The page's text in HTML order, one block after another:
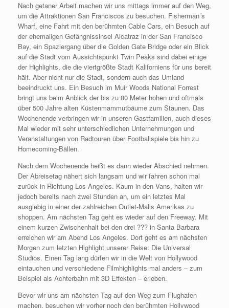
Nach getaner Arbeit machen wir uns mittags immer auf den Weg,
um die Attraktionen San Franciscos zu besuchen. Fisherman´s
Wharf, eine Fahrt mit den berühmten Cable Cars, ein Besuch auf
der ehemaligen Gefängnissinsel Alcatraz in der San Francisco
Bay, ein Spaziergang über die Golden Gate Bridge oder ein Blick
auf die Stadt vom Aussichtspunkt Twin Peaks sind dabei einige
der Highlights, die die viertgrößte Stadt Kaliforniens für uns bereit
hält. Aber nicht nur die Stadt, sondern auch das Umland
beeindruckt uns. Ein Besuch im Muir Woods National Forrest
bringt uns beim Anblick der bis zu 80 Meter hohen und oftmals
über 500 Jahre alten Küstenmammutbäume zum Staunen. Das
Wochenende verbringen wir in unseren Gastfamilien, auch dieses
Mal wieder mit sehr unterschiedlichen Unternehmungen und
Veranstaltungen von Radtouren über Footballspiele bis hin zu
Homecoming-Bällen.
Nach dem Wochenende heißt es dann wieder Abschied nehmen.
Der Abreisetag nähert sich langsam und wir fahren schon mal
zurück in Richtung Los Angeles. Kaum in den Vans, halten wir
jedoch bereits nach zwei Stunden an, um ein letztes Mal
ausgiebig in einer der zahlreichen Outlet-Malls Amerikas zu
shoppen. Am nächsten Tag geht es wieder auf den Freeway. Mit
einem kurzen Zwischenhalt bei den drei ??? in Santa Barbara
erreichen wir am Abend Los Angeles. Dort geht es am nächsten
Morgen zum letzten Highlight unserer Reise: Die Universal
Studios. Einen Tag lang dürfen wir in die Welt von Hollywood
eintauchen und verschiedene Filmhighlights mal anders – zum
Beispiel als Achterbahn mit 3D Effekten – erleben.
Bevor wir uns am nächsten Tag auf den Weg zum Flughafen
machen, besuchen wir vorher noch den berühmten Hollywood